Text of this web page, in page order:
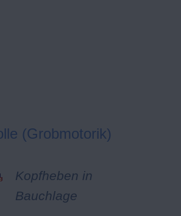
(Grobmotorik)
Kopfheben in
Bauchlage